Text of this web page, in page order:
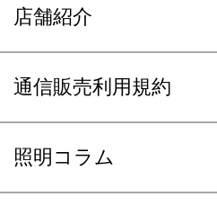
店舗紹介
通信販売利用規約
照明コラム